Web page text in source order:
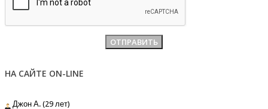
НА САЙТЕ ON-LINE
Джон А. (29 лет)